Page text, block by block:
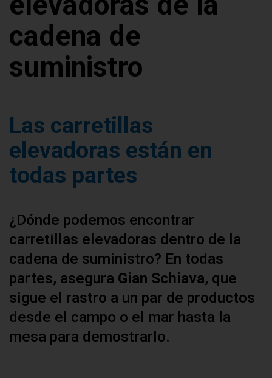
cadena de
suministro
Las carretillas
elevadoras están en
todas partes
¿Dónde podemos encontrar
carretillas elevadoras dentro de la
cadena de suministro? En todas
partes, asegura Gian Schiava, que
sigue el rastro a un par de productos
desde el campo o el mar hasta la
mesa para demostrarlo.